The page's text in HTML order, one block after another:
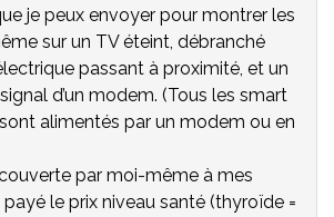
je peux envoyer pour montrer les
sur un TV éteint, débranché
passant à proximité, et un
d’un modem. (Tous les smart
alimentés par un modem ou en
par moi-même à mes
payé le prix niveau santé (thyroïde =